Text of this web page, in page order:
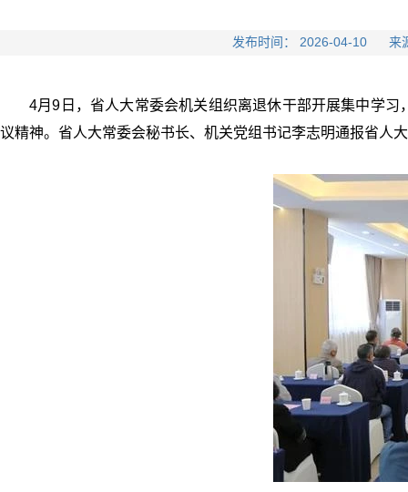
发布时间： 2026-04-10 来
4月9日，省人大常委会机关组织离退休干部开展集中学
议精神。省人大常委会秘书长、机关党组书记李志明通报省人